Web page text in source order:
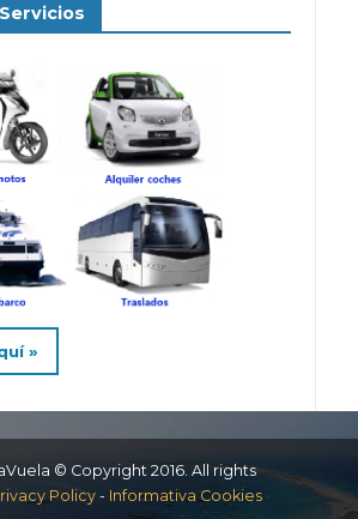
»
© Copyright 2016. All rights
Policy - Informativa Cookies